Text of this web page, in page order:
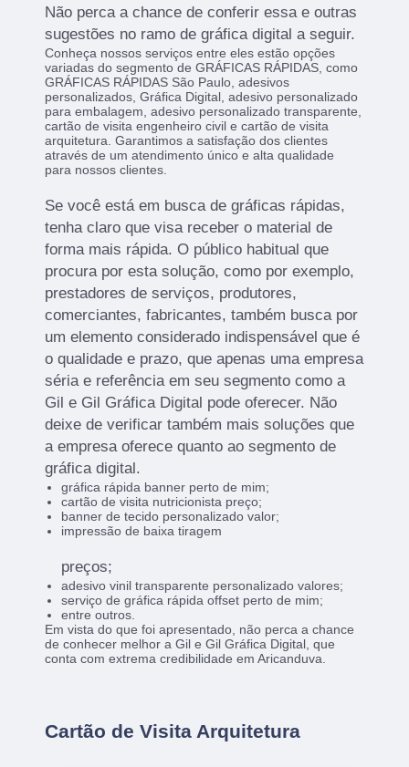
Não perca a chance de conferir essa e outras
sugestões no ramo de gráfica digital a seguir.
Conheça nossos serviços entre eles estão opções
variadas do segmento de GRÁFICAS RÁPIDAS, como
GRÁFICAS RÁPIDAS São Paulo, adesivos
personalizados, Gráfica Digital, adesivo personalizado
para embalagem, adesivo personalizado transparente,
cartão de visita engenheiro civil e cartão de visita
arquitetura. Garantimos a satisfação dos clientes
através de um atendimento único e alta qualidade
para nossos clientes.
Se você está em busca de gráficas rápidas,
tenha claro que visa receber o material de
forma mais rápida. O público habitual que
procura por esta solução, como por exemplo,
prestadores de serviços, produtores,
comerciantes, fabricantes, também busca por
um elemento considerado indispensável que é
o qualidade e prazo, que apenas uma empresa
séria e referência em seu segmento como a
Gil e Gil Gráfica Digital pode oferecer. Não
deixe de verificar também mais soluções que
a empresa oferece quanto ao segmento de
gráfica digital.
gráfica rápida banner perto de mim;
cartão de visita nutricionista preço;
banner de tecido personalizado valor;
impressão de baixa tiragem
preços;
adesivo vinil transparente personalizado valores;
serviço de gráfica rápida offset perto de mim;
entre outros.
Em vista do que foi apresentado, não perca a chance
de conhecer melhor a Gil e Gil Gráfica Digital, que
conta com extrema credibilidade em Aricanduva.
Cartão de Visita Arquitetura